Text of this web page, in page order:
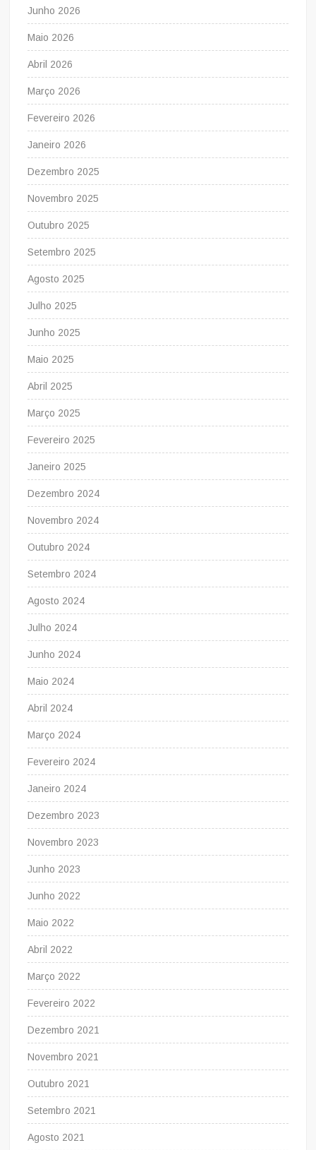
Junho 2026
Maio 2026
Abril 2026
Março 2026
Fevereiro 2026
Janeiro 2026
Dezembro 2025
Novembro 2025
Outubro 2025
Setembro 2025
Agosto 2025
Julho 2025
Junho 2025
Maio 2025
Abril 2025
Março 2025
Fevereiro 2025
Janeiro 2025
Dezembro 2024
Novembro 2024
Outubro 2024
Setembro 2024
Agosto 2024
Julho 2024
Junho 2024
Maio 2024
Abril 2024
Março 2024
Fevereiro 2024
Janeiro 2024
Dezembro 2023
Novembro 2023
Junho 2023
Junho 2022
Maio 2022
Abril 2022
Março 2022
Fevereiro 2022
Dezembro 2021
Novembro 2021
Outubro 2021
Setembro 2021
Agosto 2021